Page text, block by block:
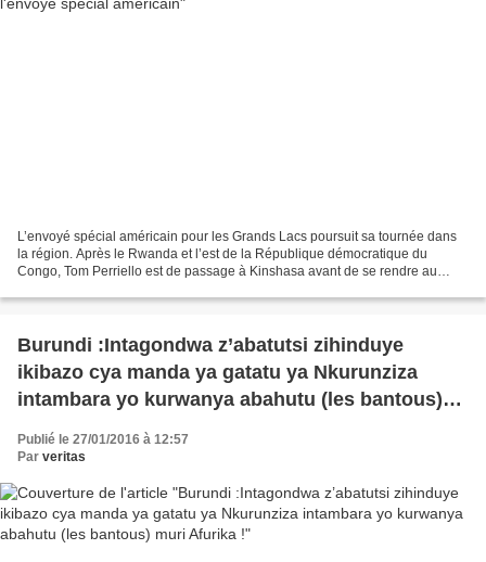
L’envoyé spécial américain pour les Grands Lacs poursuit sa tournée dans
la région. Après le Rwanda et l’est de la République démocratique du
Congo, Tom Perriello est de passage à Kinshasa avant de se rendre au
Burundi :Intagondwa z’abatutsi zihinduye
ikibazo cya manda ya gatatu ya Nkurunziza
intambara yo kurwanya abahutu (les bantous)
muri Afurika !
Publié le 27/01/2016 à 12:57
Par veritas